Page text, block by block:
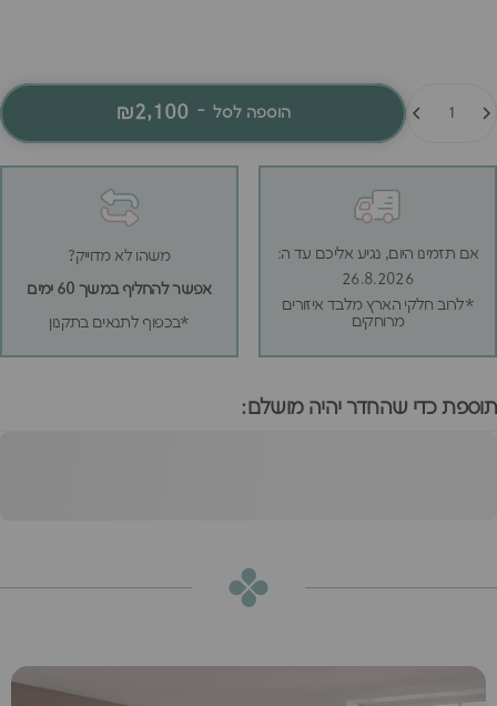
הוספה לסל -
₪2,100
אם תזמינו היום, נגיע אליכם עד ה:
26.8.2026
*לרוב חלקי הארץ מלבד איזורים
מרוחקים
משהו לא מדוייק?
אפשר להחליף במשך 60 ימים
*בכפוף לתנאים בתקנון
תוספת כדי שהחדר יהיה מושלם: